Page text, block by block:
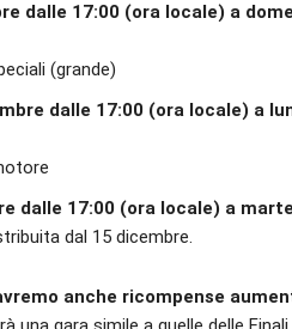
dalle 17:00 (ora locale) a
(grande)
dalle 17:00 (ora locale) a
dalle 17:00 (ora locale) a
dal 15 dicembre.
anche ricompense